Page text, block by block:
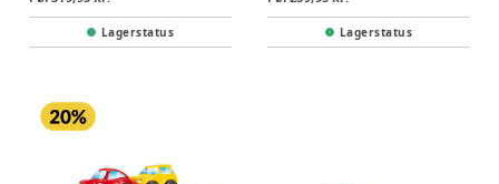
Lagerstatus Lagerstatus